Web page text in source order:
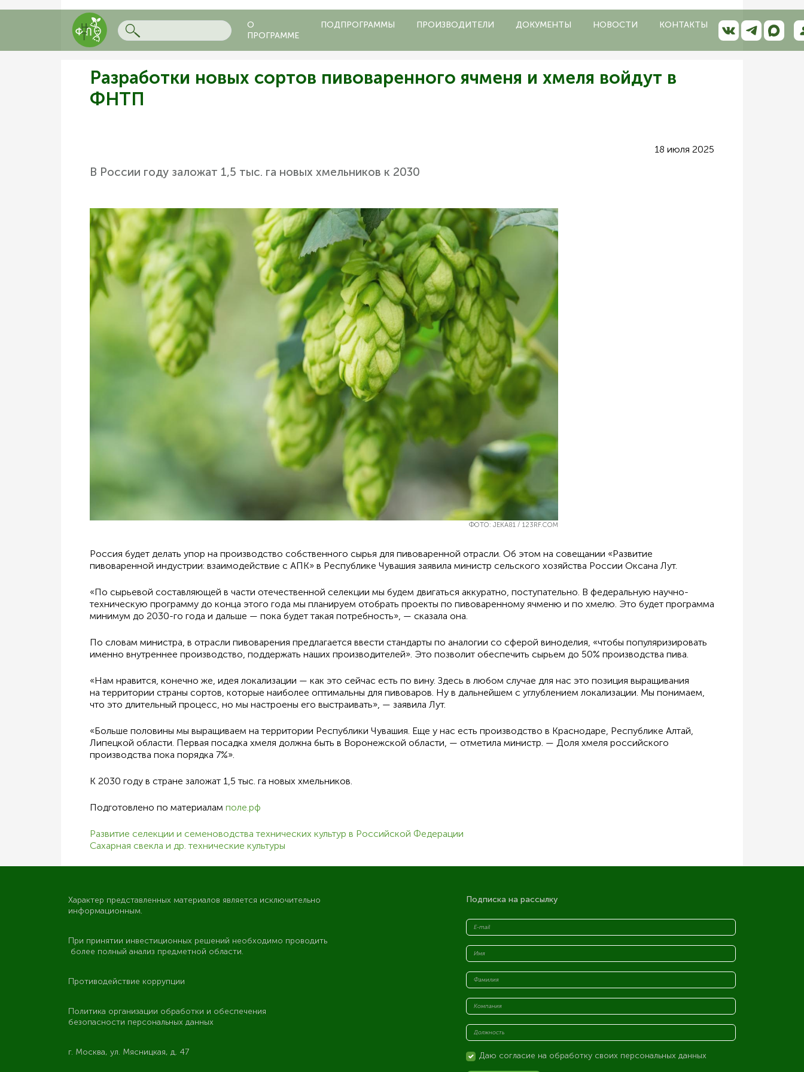
О
ПРОГРАММЕ
ПОДПРОГРАММЫ ПРОИЗВОДИТЕЛИ ДОКУМЕНТЫ НОВОСТИ КОНТАКТЫ
Разработки новых сортов пивоваренного ячменя и хмеля войдут в
ФНТП
18 июля 2025
В России году заложат 1,5 тыс. га новых хмельников к 2030
ФОТО: JEKA81 / 123RF.COM
Россия будет делать упор на производство собственного сырья для пивоваренной отрасли. Об этом на совещании «Развитие
пивоваренной индустрии: взаимодействие с АПК» в Республике Чувашия заявила министр сельского хозяйства России Оксана Лут.
«По сырьевой составляющей в части отечественной селекции мы будем двигаться аккуратно, поступательно. В федеральную научно-
техническую программу до конца этого года мы планируем отобрать проекты по пивоваренному ячменю и по хмелю. Это будет программа
минимум до 2030-го года и дальше — пока будет такая потребность», — сказала она.
По словам министра, в отрасли пивоварения предлагается ввести стандарты по аналогии со сферой виноделия, «чтобы популяризировать
именно внутреннее производство, поддержать наших производителей». Это позволит обеспечить сырьем до 50% производства пива.
«Нам нравится, конечно же, идея локализации — как это сейчас есть по вину. Здесь в любом случае для нас это позиция выращивания
на территории страны сортов, которые наиболее оптимальны для пивоваров. Ну в дальнейшем с углублением локализации. Мы понимаем,
что это длительный процесс, но мы настроены его выстраивать», — заявила Лут.
«Больше половины мы выращиваем на территории Республики Чувашия. Еще у нас есть производство в Краснодаре, Республике Алтай,
Липецкой области. Первая посадка хмеля должна быть в Воронежской области, — отметила министр. — Доля хмеля российского
производства пока порядка 7%».
К 2030 году в стране заложат 1,5 тыс. га новых хмельников.
Подготовлено по материалам поле.рф
Развитие селекции и семеноводства технических культур в Российской Федерации
Сахарная свекла и др. технические культуры
Характер представленных материалов является исключительно
информационным.
При принятии инвестиционных решений необходимо проводить
более полный анализ предметной области.
Противодействие коррупции
Политика организации обработки и обеспечения
безопасности персональных данных
г. Москва, ул. Мясницкая, д. 47
Подписка на рассылку
Даю согласие на обработку своих персональных данных